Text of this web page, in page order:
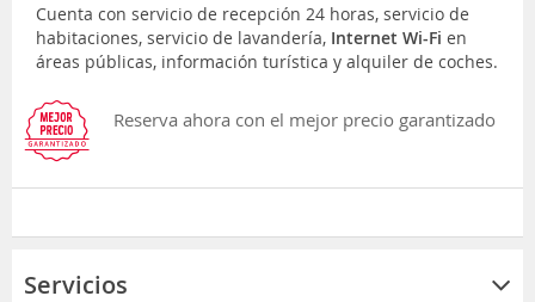
Cuenta con servicio de recepción 24 horas, servicio de
habitaciones, servicio de lavandería, Internet Wi-Fi en
áreas públicas, información turística y alquiler de coches.
Reserva ahora con el mejor precio garantizado
Servicios